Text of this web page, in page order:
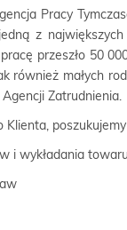
Pracy
z
przeszło 50
również małych
Zatrudnienia.
Klienta,
i wykładania